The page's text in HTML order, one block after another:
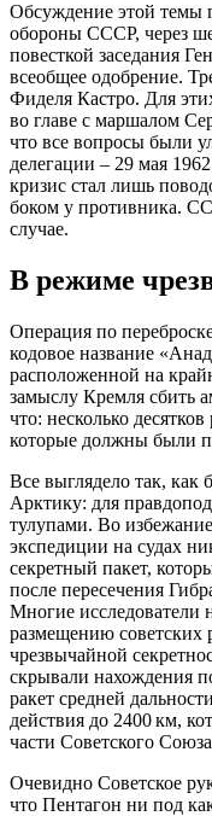
Обсуждение этой темы
обороны СССР, через
повесткой заседания
всеобщее одобрение.
Фиделя Кастро. Для
во главе с маршалом
что все вопросы были
делегации – 29 мая
кризис стал лишь
боком у противника.
случае.
В режиме
Операция по
кодовое название
расположенной на
замыслу Кремля сбить
что: несколько
которые должны были
Все выглядело так, как
Арктику: для
тулупами. Во
экспедиции на судах
секретный пакет,
после пересечения
Многие исследователи
размещению советских
чрезвычайной
скрывали нахождения
ракет средней
действия до 2400 км,
части Советского
Очевидно Советское
что Пентагон ни под